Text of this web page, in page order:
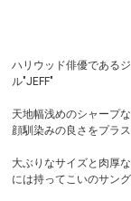
ハリウッド俳優である
ル"JEFF"
天地幅浅めのシャープ
顔馴染みの良さをプラ
大ぶりなサイズと肉厚
には持ってこいのサング